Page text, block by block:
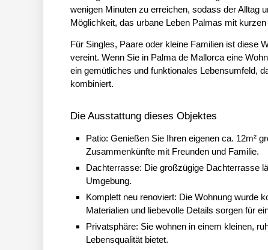
wenigen Minuten zu erreichen, sodass der Alltag
Möglichkeit, das urbane Leben Palmas mit
Für Singles, Paare oder kleine Familien ist diese
vereint. Wenn Sie in Palma de Mallorca eine
ein gemütliches und funktionales Lebensumfeld,
kombiniert.
Die Ausstattung dieses Objektes
Patio: Genießen Sie Ihren eigenen ca. 12m²
Zusammenkünfte mit Freunden und Familie.
Dachterrasse: Die großzügige Dachterrasse
Umgebung.
Komplett neu renoviert: Die Wohnung wurde
Materialien und liebevolle Details sorgen für
Privatsphäre: Sie wohnen in einem kleinen,
Lebensqualität bietet.